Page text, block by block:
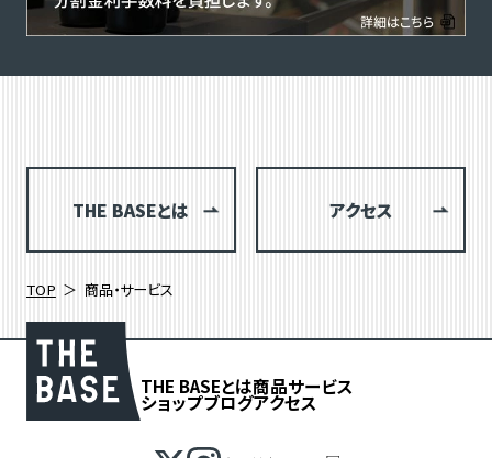
THE BASEとは アクセス
TOP 商品・サービス
THE BASEとは商品サービス
ショップブログアクセス